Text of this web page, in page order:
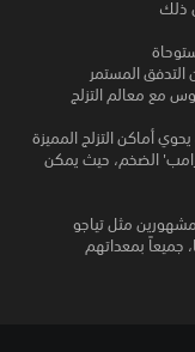
ذلك
المستمر
مع معالم التزلج
أماكن التزلج المميزة
'بيج رامب' الضخم، حيث يمكن
مثل تياجو
جميعاً بمعداتهم